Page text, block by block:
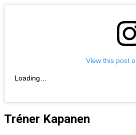
View this post
Loading…
Tréner Kapanen